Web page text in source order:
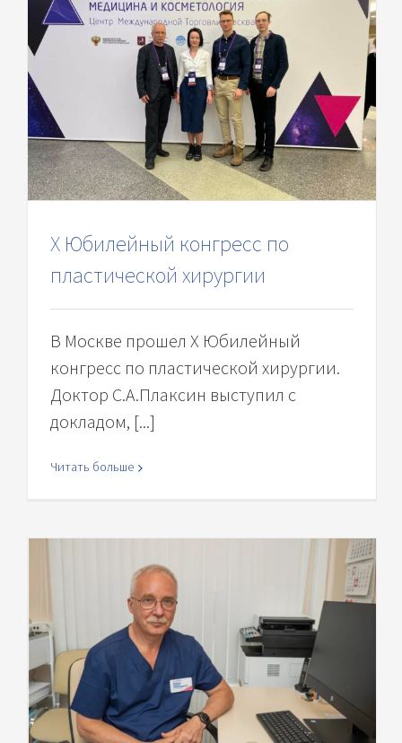
Х Юбилейный конгресс по
пластической хирургии
В Москве прошел Х Юбилейный
конгресс по пластической хирургии.
Доктор С.А.Плаксин выступил с
докладом, [...]
Читать больше